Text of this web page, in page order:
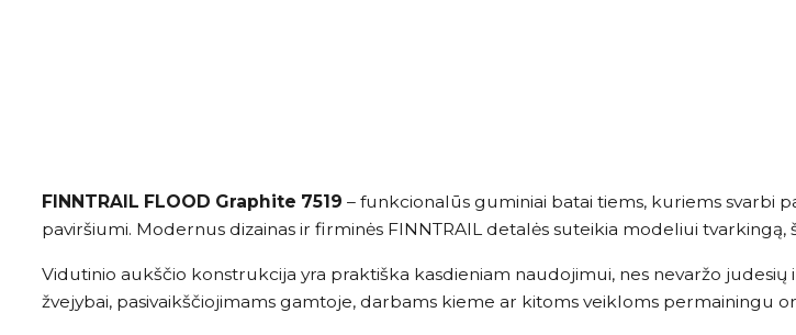
FINNTRAIL FLOOD Graphite 7519 – funkcionalūs guminiai batai tiems, kuriems svarbi
paviršiumi. Modernus dizainas ir firminės FINNTRAIL detalės suteikia modeliui tvarkingą,
Vidutinio aukščio konstrukcija yra praktiška kasdieniam naudojimui, nes nevaržo
žvejybai, pasivaikščiojimams gamtoje, darbams kieme ar kitoms veikloms permainingu